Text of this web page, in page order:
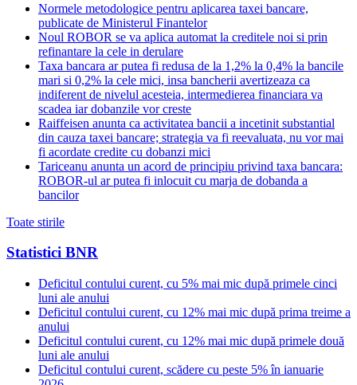
Normele metodologice pentru aplicarea taxei bancare,
publicate de Ministerul Finantelor
Noul ROBOR se va aplica automat la creditele noi si prin
refinantare la cele in derulare
Taxa bancara ar putea fi redusa de la 1,2% la 0,4% la bancile
mari si 0,2% la cele mici, insa bancherii avertizeaza ca
indiferent de nivelul acesteia, intermedierea financiara va
scadea iar dobanzile vor creste
Raiffeisen anunta ca activitatea bancii a incetinit substantial
din cauza taxei bancare; strategia va fi reevaluata, nu vor mai
fi acordate credite cu dobanzi mici
Tariceanu anunta un acord de principiu privind taxa bancara:
ROBOR-ul ar putea fi inlocuit cu marja de dobanda a
bancilor
Toate stirile
Statistici BNR
Deficitul contului curent, cu 5% mai mic după primele cinci
luni ale anului
Deficitul contului curent, cu 12% mai mic după prima treime a
anului
Deficitul contului curent, cu 12% mai mic după primele două
luni ale anului
Deficitul contului curent, scădere cu peste 5% în ianuarie